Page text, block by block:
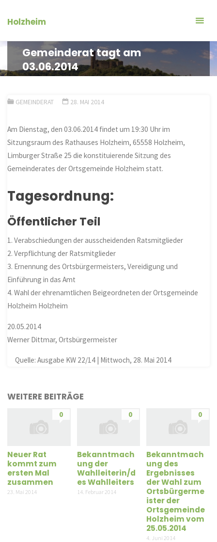
InhaltHolzheim
Gemeinderat tagt am
03.06.2014
GEMEINDERAT 28. MAI 2014
Am Dienstag, den 03.06.2014 findet um 19:30 Uhr im
Sitzungsraum des Rathauses Holzheim, 65558 Holzheim,
Limburger Straße 25 die konstituierende Sitzung des
Gemeinderates der Ortsgemeinde Holzheim statt.
Tagesordnung:
Öffentlicher Teil
1. Verabschiedungen der ausscheidenden Ratsmitglieder
2. Verpflichtung der Ratsmitglieder
3. Ernennung des Ortsbürgermeisters, Vereidigung und
Einführung in das Amt
4. Wahl der ehrenamtlichen Beigeordneten der Ortsgemeinde
Holzheim Holzheim
20.05.2014
Werner Dittmar, Ortsbürgermeister
Quelle: Ausgabe KW 22/14 | Mittwoch, 28. Mai 2014
WEITERE BEITRÄGE
0
Neuer Rat
kommt zum
ersten Mal
zusammen
23. Mai 2014
0
Bekanntmach
ung der
Wahlleiterin/d
es Wahlleiters
14. Februar 2014
0
Bekanntmach
ung des
Ergebnisses
der Wahl zum
Ortsbürgerme
ister der
Ortsgemeinde
Holzheim vom
25.05.2014
4. Juni 2014